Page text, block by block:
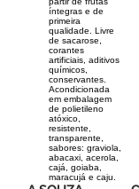
íntegras e de
primeira
qualidade. Livre
de sacarose,
corantes
artificiais, aditivos
químicos,
conservantes.
Acondicionada
em embalagem
de polietileno
atóxico,
resistente,
transparente,
sabores: graviola,
abacaxi, acerola,
cajá, goiaba,
maracujá e caju.